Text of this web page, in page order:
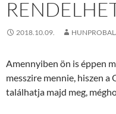
2018.10.09.
Amennyiben ön is éppen
messzire mennie, hiszen
találhatja majd meg,